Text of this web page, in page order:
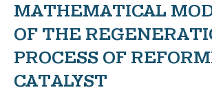
MATHEMATICAL
OF THE
PROCESS OF
CATALYST